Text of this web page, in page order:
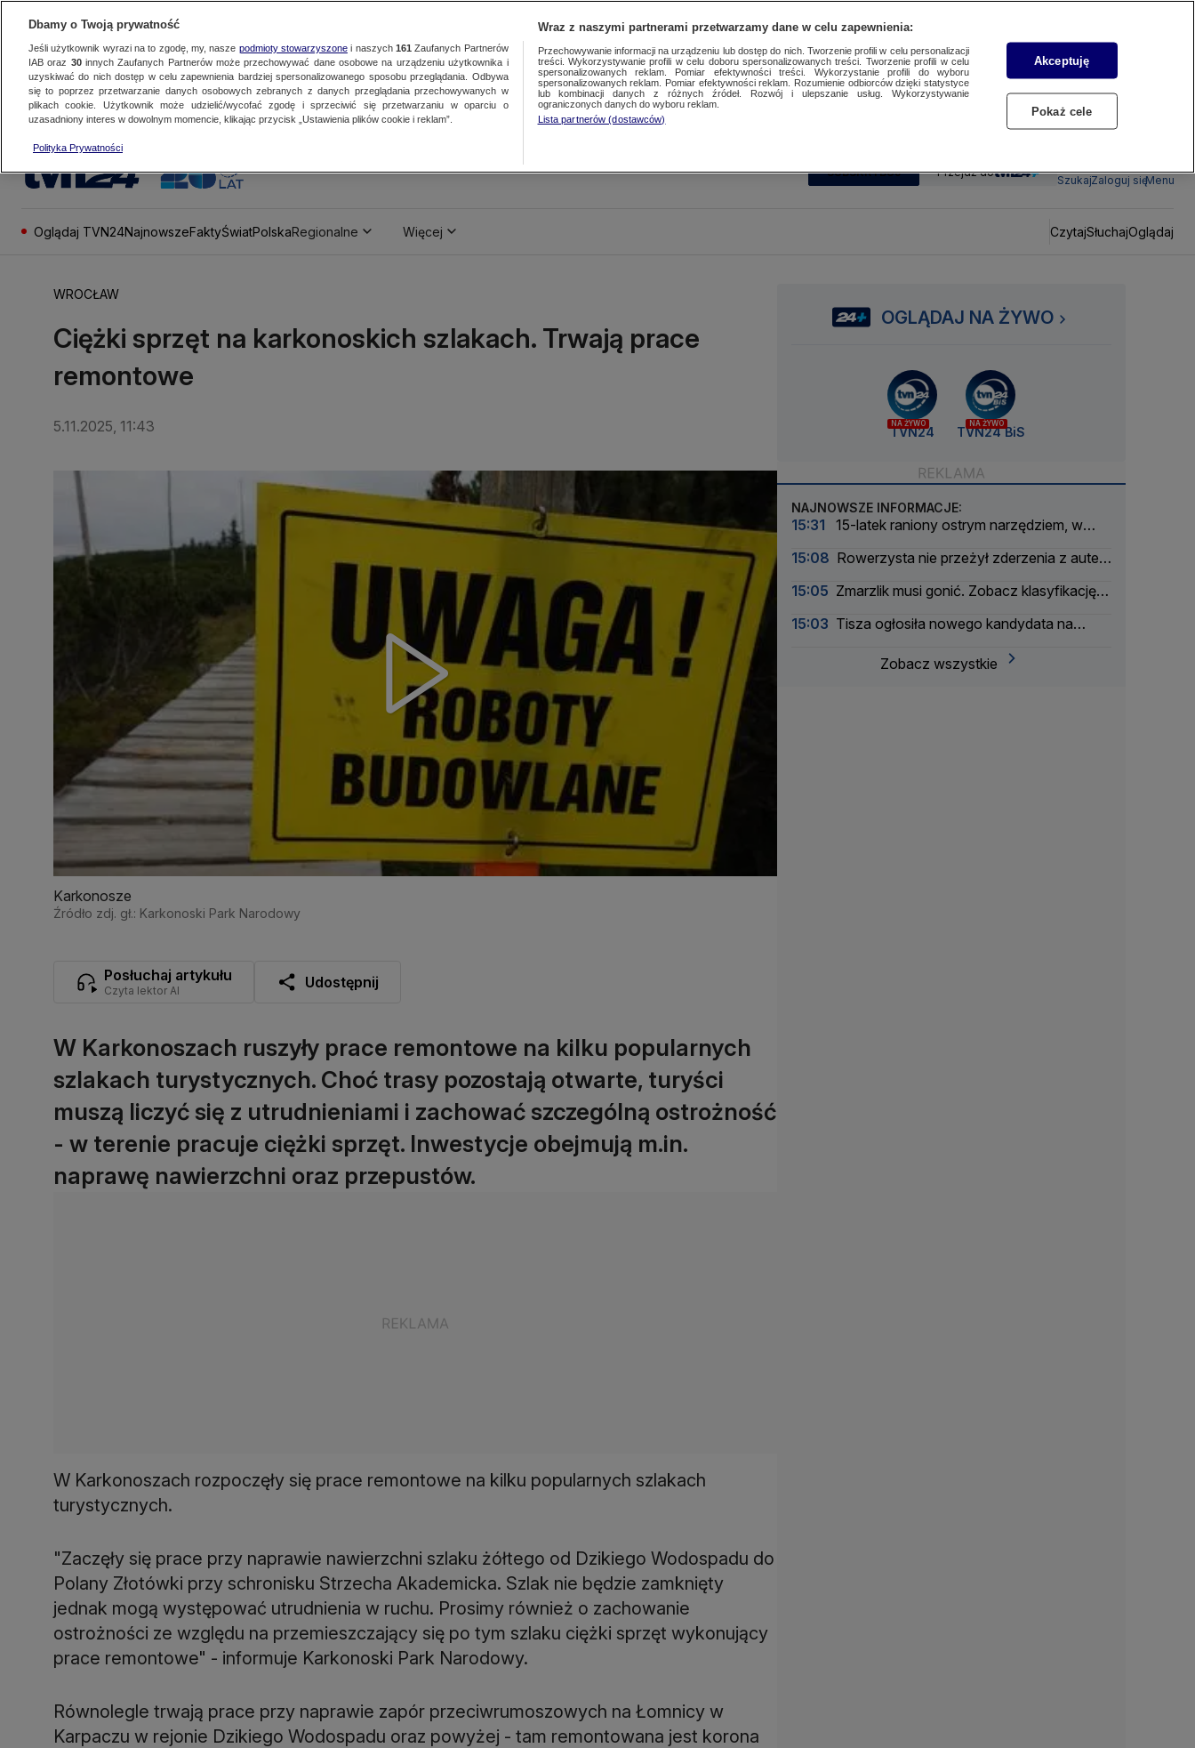
SUBSKRYBUJ Przejdź do
SzukajZaloguj sięMenu
Oglądaj TVN24NajnowszeFaktyŚwiatPolskaRegionalne Więcej CzytajSłuchajOglądaj
WROCŁAW
Ciężki sprzęt na karkonoskich szlakach. Trwają prace
remontowe
5.11.2025, 11:43
Karkonosze
Źródło zdj. gł.: Karkonoski Park Narodowy
Posłuchaj artykułu
Czyta lektor AI Udostępnij
W Karkonoszach ruszyły prace remontowe na kilku popularnych
szlakach turystycznych. Choć trasy pozostają otwarte, turyści
muszą liczyć się z utrudnieniami i zachować szczególną ostrożność
- w terenie pracuje ciężki sprzęt. Inwestycje obejmują m.in.
naprawę nawierzchni oraz przepustów.
W Karkonoszach rozpoczęły się prace remontowe na kilku popularnych szlakach
turystycznych.
"Zaczęły się prace przy naprawie nawierzchni szlaku żółtego od Dzikiego Wodospadu do
Polany Złotówki przy schronisku Strzecha Akademicka. Szlak nie będzie zamknięty
jednak mogą występować utrudnienia w ruchu. Prosimy również o zachowanie
ostrożności ze względu na przemieszczający się po tym szlaku ciężki sprzęt wykonujący
prace remontowe" - informuje Karkonoski Park Narodowy.
Równolegle trwają prace przy naprawie zapór przeciwrumoszowych na Łomnicy w
Karpaczu w rejonie Dzikiego Wodospadu oraz powyżej - tam remontowana jest korona
OGLĄDAJ NA ŻYWO
NA ŻYWO
TVN24
NA ŻYWO
TVN24 BiS
NAJNOWSZE INFORMACJE:
15:31
15-latek raniony ostrym narzędziem, w
15:08 Rowerzysta nie przeżył zderzenia z autem
15:05 Zmarzlik musi gonić. Zobacz klasyfikację
15:03 Tisza ogłosiła nowego kandydata na
Zobacz wszystkie
Dbamy o Twoją prywatność
Jeśli użytkownik wyrazi na to zgodę, my, nasze podmioty stowarzyszonei naszych 161 Zaufanych Partnerów
IAB oraz 30innych Zaufanych Partnerów może przechowywać dane osobowe na urządzeniu użytkownika i
uzyskiwać do nich dostęp w celu zapewnienia bardziej spersonalizowanego sposobu przeglądania. Odbywa
się to poprzez przetwarzanie danych osobowych zebranych z danych przeglądania przechowywanych w
plikach cookie. Użytkownik może udzielić/wycofać zgodę i sprzeciwić się przetwarzaniu w oparciu o
uzasadniony interes w dowolnym momencie, klikając przycisk „Ustawienia plików cookie i reklam”.
Polityka Prywatności
Wraz z naszymi partnerami przetwarzamy dane w celu zapewnienia:
Przechowywanie informacji na urządzeniu lub dostęp do nich. Tworzenie profili w celu personalizacji
treści. Wykorzystywanie profili w celu doboru spersonalizowanych treści. Tworzenie profili w celu
spersonalizowanych reklam. Pomiar efektywności treści. Wykorzystanie profili do wyboru
spersonalizowanych reklam. Pomiar efektywności reklam. Rozumienie odbiorców dzięki statystyce
lub kombinacji danych z różnych źródeł. Rozwój i ulepszanie usług. Wykorzystywanie
ograniczonych danych do wyboru reklam.
Lista partnerów (dostawców)
Akceptuję
Pokaż cele